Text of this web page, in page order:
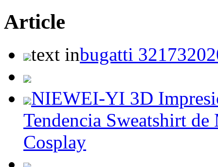
Article
text inbugatti
NIEWEI-YI 3D
Tendencia Sweatshirt
Cosplay